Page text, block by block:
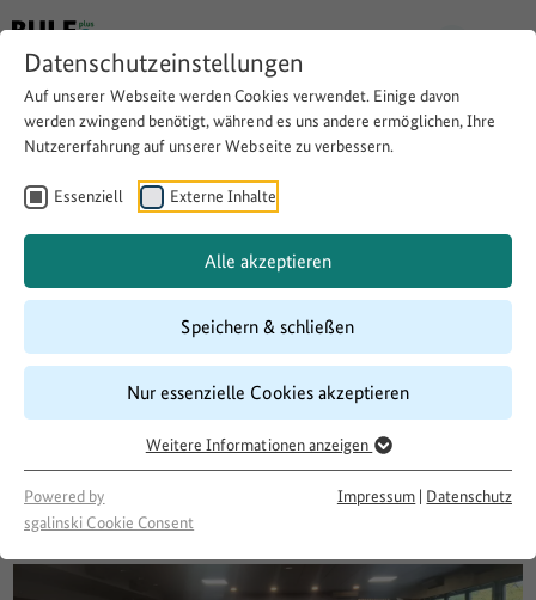
Datenschutzeinstellungen
Auf unserer Webseite werden Cookies verwendet. Einige davon
werden zwingend benötigt, während es uns andere ermöglichen, Ihre
Nutzererfahrung auf unserer Webseite zu verbessern.
Essenziell Externe Inhalte
Alle akzeptieren
Speichern & schließen
Nur essenzielle Cookies akzeptieren
Weitere Informationen anzeigen
Powered by
sgalinski Cookie Consent
Impressum | Datenschutz
Zurück
Soziale
Dorfentwicklung:
Erste Erfolge sind
bereits erzielt
Thema:Nahversorgung/Soziales/Dorfgemeinschaft
Download